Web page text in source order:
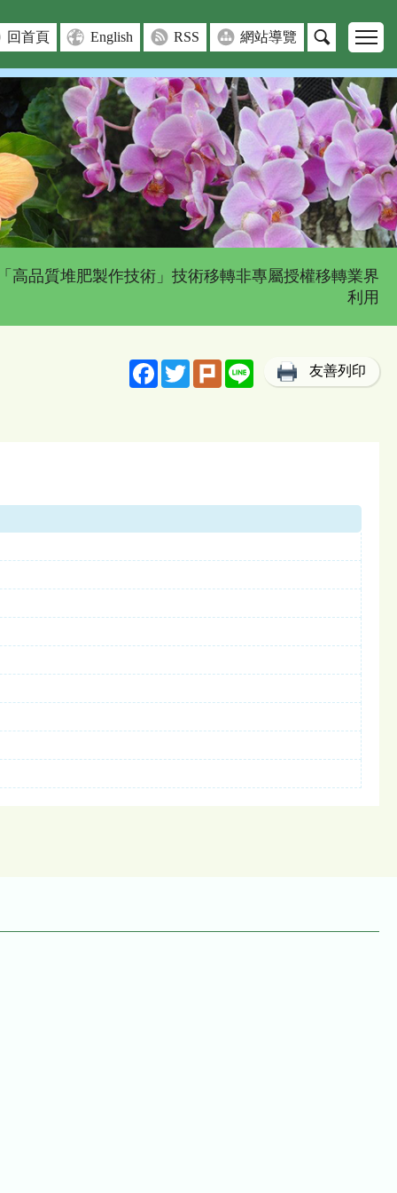
回首頁 English RSS 網站導覽
高品質堆肥製作技術」技術移轉非專屬授權移轉業界
利用
FacebookTwitterPlurk Line 友善列印